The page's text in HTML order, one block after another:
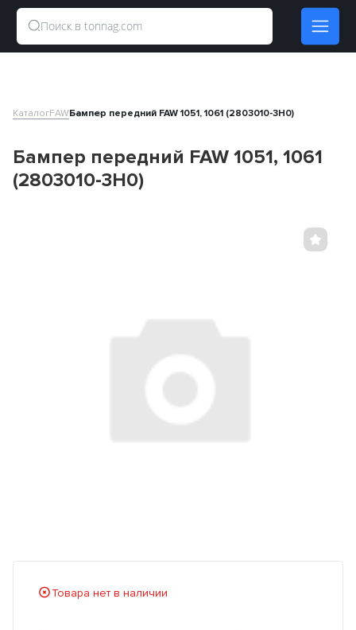
КаталогFAWБампер передний FAW 1051, 1061 (2803010-3H0)
Бампер передний FAW 1051, 1061
(2803010-3H0)
Товара нет в наличии